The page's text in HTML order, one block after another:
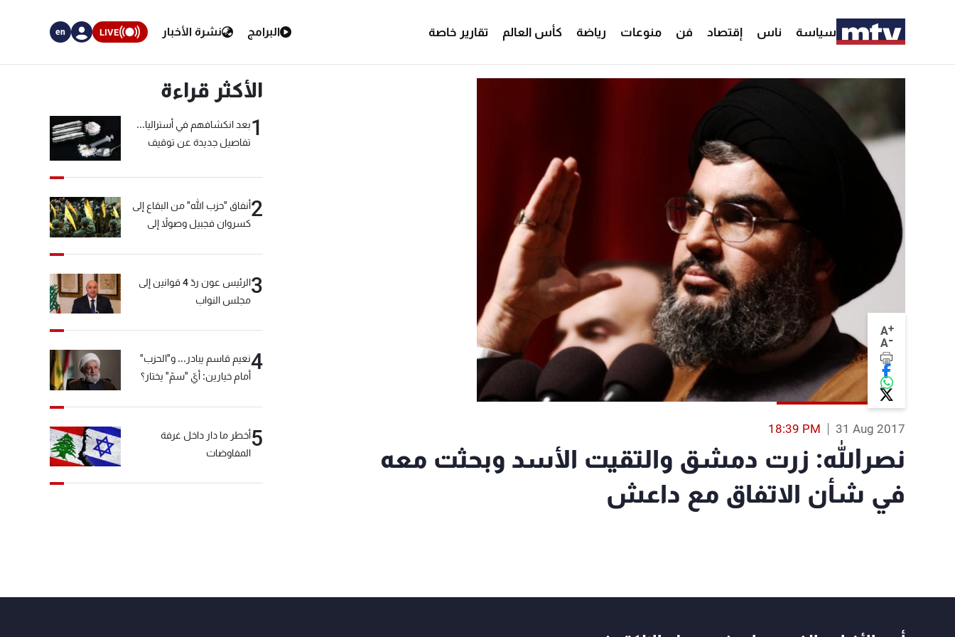
سياسة ناس إقتصاد فن منوعات رياضة كأس العالم تقارير خاصة البرامج نشرة الأخبار LIVE
en
A+
A-
31 Aug 2017
18:39 PM
نصرالله: زرت دمشق والتقيت الأسد وبحثت معه
في شأن الاتفاق مع داعش
الأكثر قراءة
1بعد انكشافهم في أستراليا...
تفاصيل جديدة عن توقيف
2أنفاق "حزب الله" من البقاع إلى
كسروان فجبيل وصولاً إلى
3
الرئيس عون ردّ 4 قوانين إلى
مجلس النواب
4نعيم قاسم يبادر... و"الحزب"
أمام خيارين: أيّ "سمّ" يختار؟
5أخطر ما دار داخل غرفة
المفاوضات